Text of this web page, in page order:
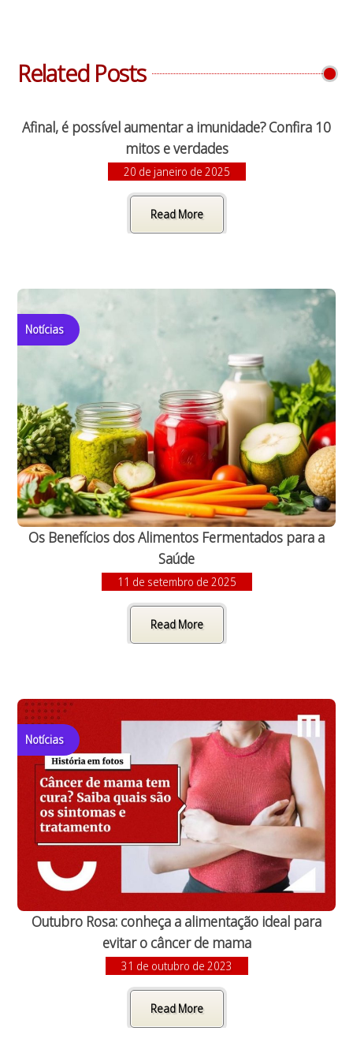
Related Posts
Afinal, é possível aumentar a imunidade? Confira 10
mitos e verdades
20 de janeiro de 2025
Read More
Notícias
Os Benefícios dos Alimentos Fermentados para a
Saúde
11 de setembro de 2025
Read More
Notícias
Outubro Rosa: conheça a alimentação ideal para
evitar o câncer de mama
31 de outubro de 2023
Read More